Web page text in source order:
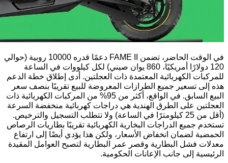
في الوقت الحاضر، تضمن FAME II دعمًا قدره 10000 روبية (حوالي
120 دولارًا أمريكيًا، 860 يوان صيني) لكل كيلووات في الساعة
للمركبات الكهربائية المعتمدة ذات العجلتين. أدى إطلاق خطة الدعم
هذه إلى تسعير جميع الطرازات المعروضة للبيع تقريبًا بنصف سعر
البيع السابق. في الواقع، أكثر من 95% من المركبات الكهربائية ذات
العجلتين على الطرق الهندية هي دراجات كهربائية منخفضة السرعة
(أقل من 25 كيلومترًا في الساعة) ولا تتطلب التسجيل والترخيص.
تستخدم جميع الدراجات البخارية الكهربائية تقريبًا بطاريات الرصاص
الحمضية لضمان انخفاض الأسعار، ولكن هذا يؤدي أيضًا إلى ارتفاع
معدلات فشل البطارية وقصر عمر البطارية لتصبح العوامل المقيدة
الرئيسية إلى جانب الإعانات الحكومية.